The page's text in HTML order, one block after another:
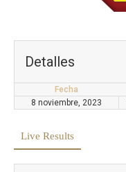
Detalles
Fecha
8 noviembre, 2023
Live Results